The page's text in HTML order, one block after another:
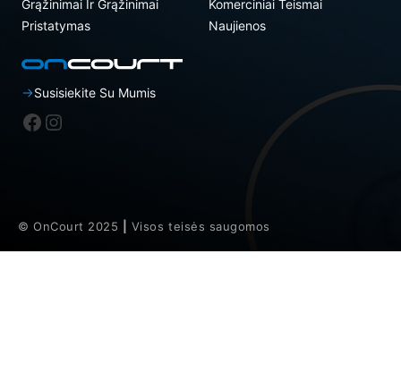
Grąžinimai Ir Grąžinimai
Pristatymas
Komerciniai Teismai
Naujienos
Susisiekite Su Mumis
„Facebook“
Instagram
© OnCourt 2025 Visos teisės saugomos